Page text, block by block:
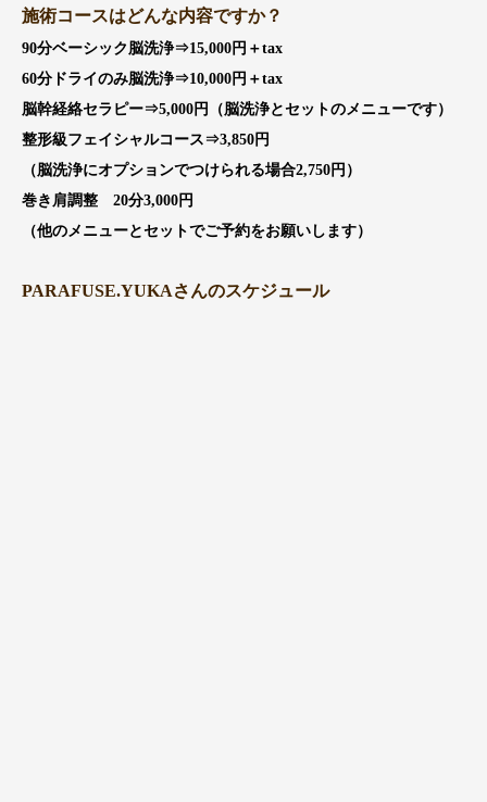
施術コースはどんな内容ですか？
90分ベーシック脳洗浄⇒15,000円＋tax
60分ドライのみ脳洗浄⇒10,000円＋tax
脳幹経絡セラピー⇒5,000円（脳洗浄とセットのメニューです）
整形級フェイシャルコース⇒3,850円
（脳洗浄にオプションでつけられる場合2,750円）
巻き肩調整 20分3,000円
（他のメニューとセットでご予約をお願いします）
PARAFUSE.YUKAさんのスケジュール